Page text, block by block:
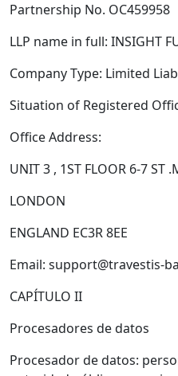
Partnership No. OC459958
LLP name in full: INSIGHT
Company Type: Limited
Situation of Registered
Office Address:
UNIT 3 , 1ST FLOOR 6-7 ST
LONDON
ENGLAND EC3R 8EE
Email: support@travestis-
CAPÍTULO II
Procesadores de datos
Procesador de datos: